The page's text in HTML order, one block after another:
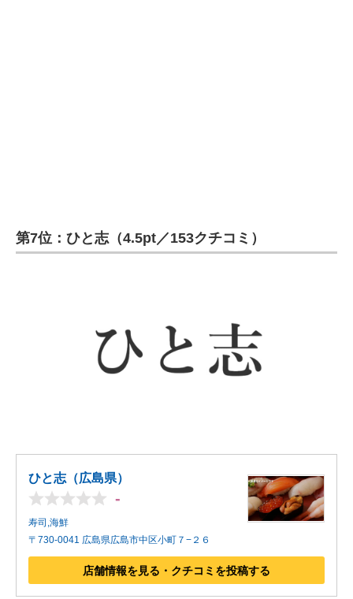
第7位：ひと志（4.5pt／153クチコミ）
ひと志（広島県）
-
寿司,海鮮
〒730-0041 広島県広島市中区小町７−２６
店舗情報を見る・クチコミを投稿する